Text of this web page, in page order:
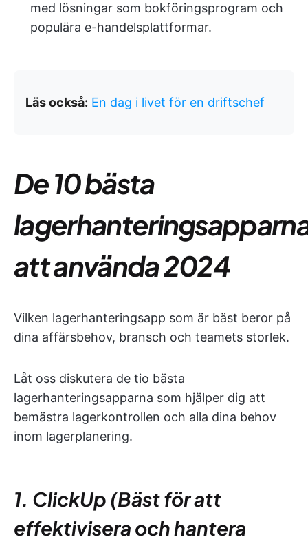
med lösningar som bokföringsprogram och
populära e-handelsplattformar.
Läs också: En dag i livet för en driftschef
De 10 bästa
att använda 2024
Vilken lagerhanteringsapp som är bäst beror på
dina affärsbehov, bransch och teamets storlek.
Låt oss diskutera de tio bästa
lagerhanteringsapparna som hjälper dig att
bemästra lagerkontrollen och alla dina behov
inom lagerplanering.
1. ClickUp (Bäst för att
effektivisera och hantera